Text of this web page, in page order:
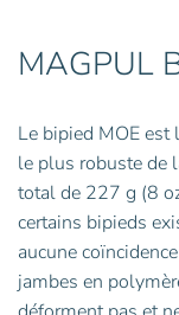
MAGPUL
Le bipied MOE
le plus robuste de
total de 227 g (8
certains bipieds
aucune
jambes en